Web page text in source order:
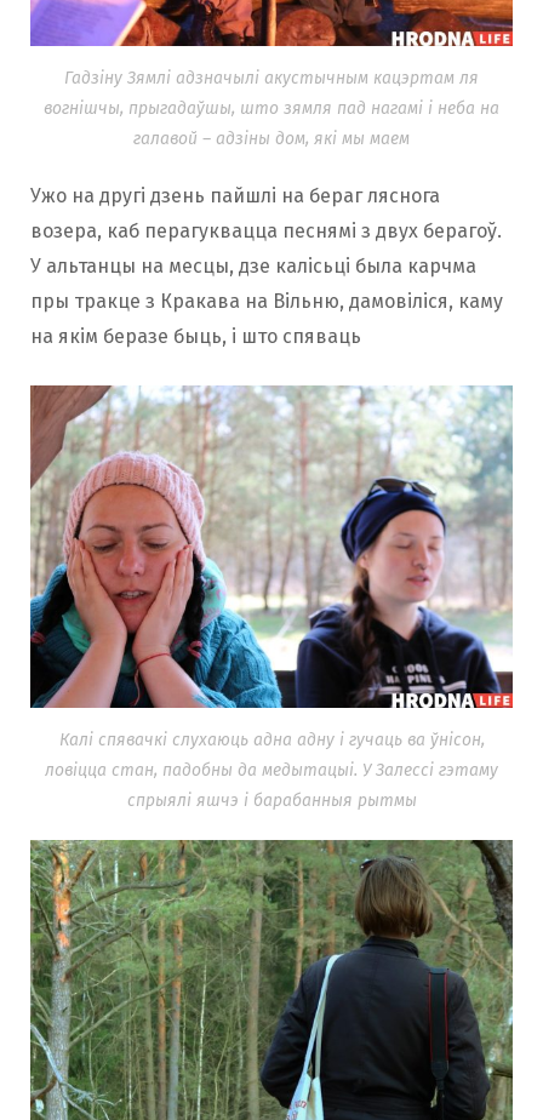
Гадзіну Зямлі адзначылі акустычным кацэртам ля
вогнішчы, прыгадаўшы, што зямля пад нагамі і неба на
галавой – адзіны дом, які мы маем
Ужо на другі дзень пайшлі на бераг ляснога
возера, каб перагуквацца песнямі з двух берагоў.
У альтанцы на месцы, дзе калісьці была карчма
пры тракце з Кракава на Вільню, дамовіліся, каму
на якім беразе быць, і што спяваць
Калі спявачкі слухаюць адна адну і гучаць ва ўнісон,
ловіцца стан, падобны да медытацыі. У Залессі гэтаму
спрыялі яшчэ і барабанныя рытмы